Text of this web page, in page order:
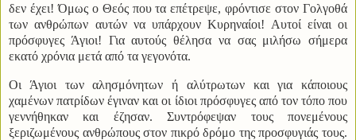
δεν έχει! Όμως ο Θεός που τα επέτρεψε, φρόντισε στον Γολγοθά
των ανθρώπων αυτών να υπάρχουν Κυρηναίοι! Αυτοί είναι οι
πρόσφυγες Άγιοι! Για αυτούς θέλησα να σας μιλήσω σήμερα
εκατό χρόνια μετά από τα γεγονότα.
Οι Άγιοι των αλησμόνητων ή αλύτρωτων και για κάποιους
χαμένων πατρίδων έγιναν και οι ίδιοι πρόσφυγες από τον τόπο που
γεννήθηκαν και έζησαν. Συντρόφεψαν τους πονεμένους
ξεριζωμένους ανθρώπους στον πικρό δρόμο της προσφυγιάς τους.